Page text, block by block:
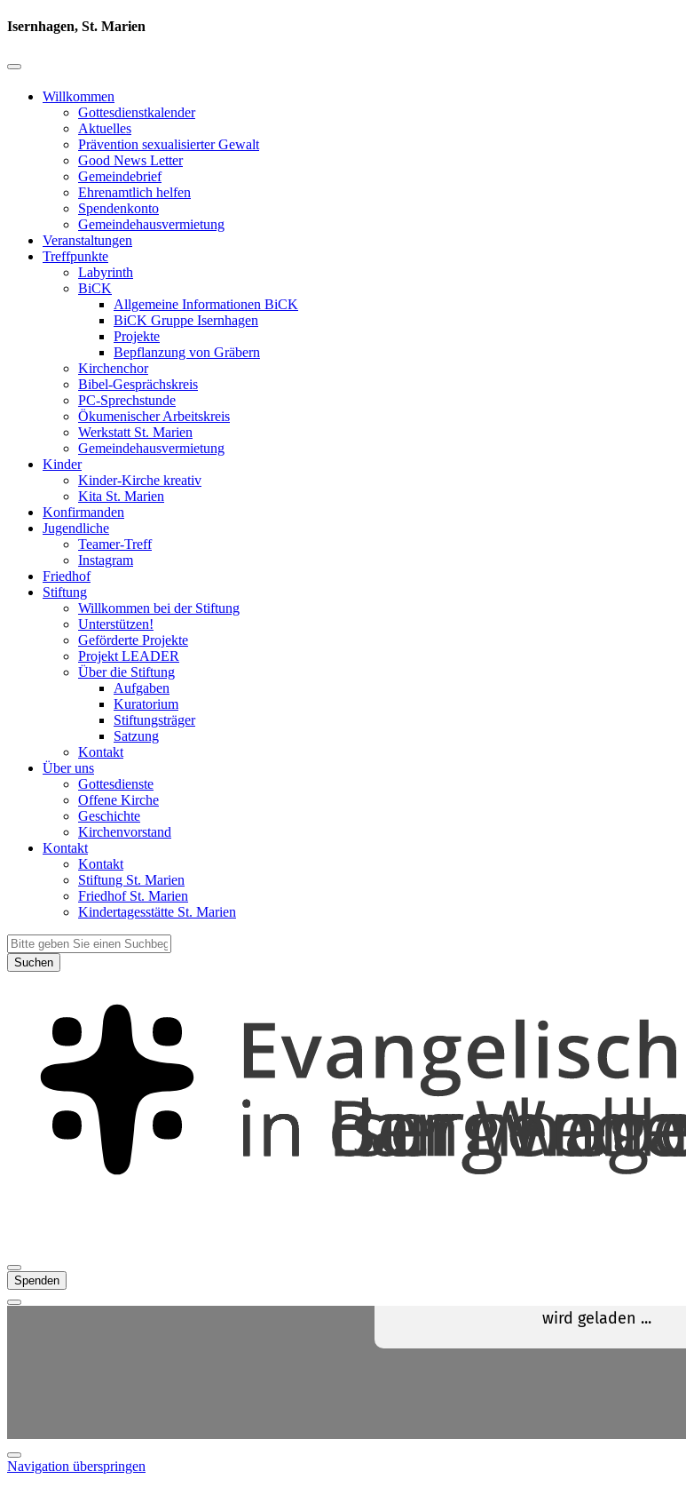
Isernhagen, St. Marien
Willkommen
Gottesdienstkalender
Aktuelles
Prävention sexualisierter Gewalt
Good News Letter
Gemeindebrief
Ehrenamtlich helfen
Spendenkonto
Gemeindehausvermietung
Veranstaltungen
Treffpunkte
Labyrinth
BiCK
Allgemeine Informationen BiCK
BiCK Gruppe Isernhagen
Projekte
Bepflanzung von Gräbern
Kirchenchor
Bibel-Gesprächskreis
PC-Sprechstunde
Ökumenischer Arbeitskreis
Werkstatt St. Marien
Gemeindehausvermietung
Kinder
Kinder-Kirche kreativ
Kita St. Marien
Konfirmanden
Jugendliche
Teamer-Treff
Instagram
Friedhof
Stiftung
Willkommen bei der Stiftung
Unterstützen!
Geförderte Projekte
Projekt LEADER
Über die Stiftung
Aufgaben
Kuratorium
Stiftungsträger
Satzung
Kontakt
Über uns
Gottesdienste
Offene Kirche
Geschichte
Kirchenvorstand
Kontakt
Kontakt
Stiftung St. Marien
Friedhof St. Marien
Kindertagesstätte St. Marien
Suchen
Spenden
Navigation überspringen